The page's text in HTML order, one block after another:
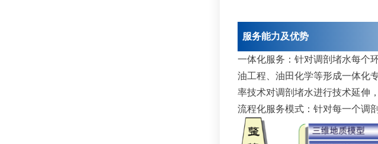
服务能力及优势
一体化服务：针对调剖堵水每个
油工程、油田化学等形成一体化
率技术对调剖堵水进行技术延伸
流程化服务模式：针对每一个调